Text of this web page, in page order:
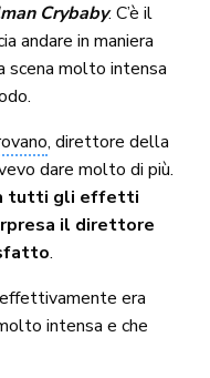
Crybaby. C’è il
andare in maniera
scena molto intensa
, direttore della
dare molto di più.
tutti gli effetti
il direttore
.
era
intensa e che